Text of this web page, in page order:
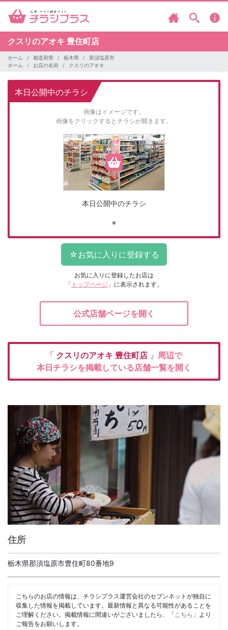
クスリのアオキ 豊住町店
ホーム 都道府県 栃木県
那須塩原市
ホーム
お店の名前 クスリのアオキ
本日公開中のチラシ
画像はイメージです。
画像をクリックするとチラシが開きます。
本日公開中のチラシ
お気に入りに登録したお店は
「 トップページ 」に表示されます。
公式店舗ページを開く
「 クスリのアオキ 豊住町店 」周辺で
本日チラシを掲載している店舗一覧を開く
住所
栃木県那須塩原市豊住町80番地9
こちらのお店の情報は、チラシプラス運営会社のセブンネットが独自に
収集した情報を掲載しています。最新情報と異なる可能性があることを
ご理解ください。掲載情報に間違いがございましたら、「 こちら 」より
ご報告をお願いします。